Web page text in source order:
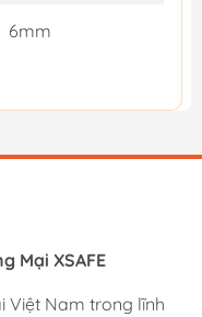
6mm
Mại XSAFE
Việt Nam trong lĩnh